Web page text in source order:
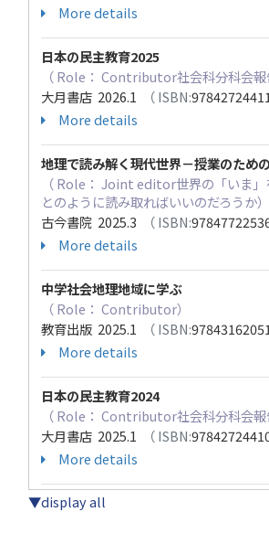
More details
日本の民主教育2025
（ Role： Contributor社会科分科会報
大月書店 2026.1
（ ISBN:
More details
地理で読み解く現代世界－授業のため
（ Role： Joint editor世界の「いま」
とのように読み取ればいいのだろうか）
古今書院 2025.3
（ ISBN:
More details
中学社会地理地域に学ぶ
（ Role： Contributor）
教育出版 2025.1
（ ISBN:
More details
日本の民主教育2024
（ Role： Contributor社会科分科会報
大月書店 2025.1
（ ISBN:
More details
▼display all